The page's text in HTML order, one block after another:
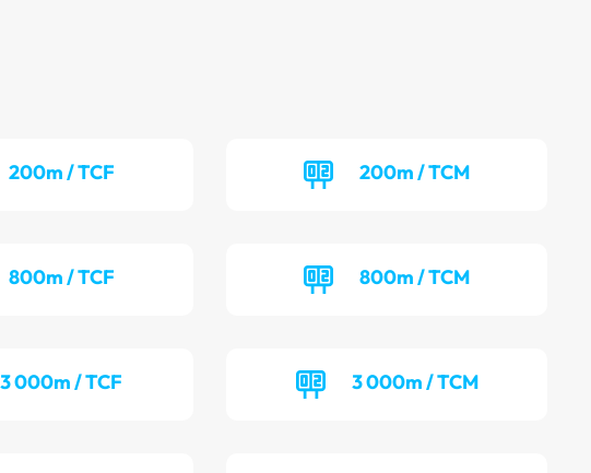
200m / TCF 200m / TCM
800m / TCF 800m / TCM
3 000m / TCF 3 000m / TCM